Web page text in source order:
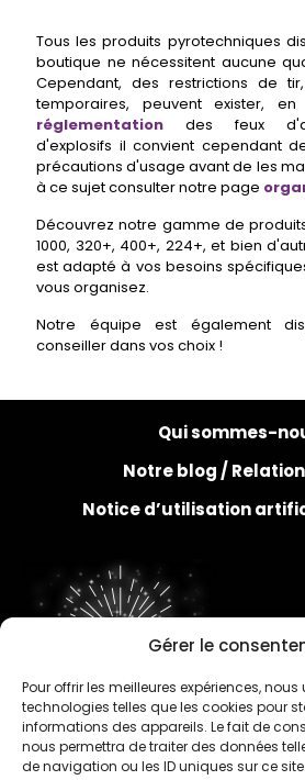
Gérer le
Pour offrir les meilleures expériences,
technologies telles que les cookies pour
informations des appareils. Le fait de
nous permettra de traiter des données
de navigation ou les ID uniques sur ce
Tous les produits pyrotechniques
boutique ne nécessitent aucune
Cependant, des restrictions de
temporaires, peuvent exister,
réglementation des feux
d'explosifs il convient cependant
précautions d'usage avant de les
à ce sujet consulter notre page
Découvrez notre gamme de
1000, 320+, 400+, 224+, et bien
est adapté à vos besoins
vous organisez.
Notre équipe est également
conseiller dans vos choix !
Qui sommes-
Notre blog /
Notice d’utilisation
FAQ